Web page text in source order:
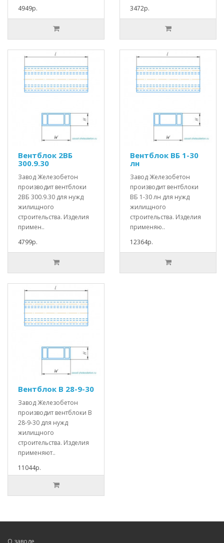
4949р.
3472р.
Вентблок 2ВБ
300.9.30
Завод Железобетон
производит вентблоки
2ВБ 300.9.30 для нужд
жилищного
строительства. Изделия
примен..
4799р.
Вентблок ВБ 1-30
лн
Завод Железобетон
производит вентблоки
ВБ 1-30 лн для нужд
жилищного
строительства. Изделия
применяю..
12364р.
Вентблок В 28-9-30
Завод Железобетон
производит вентблоки В
28-9-30 для нужд
жилищного
строительства. Изделия
применяют..
11044р.
О заводе